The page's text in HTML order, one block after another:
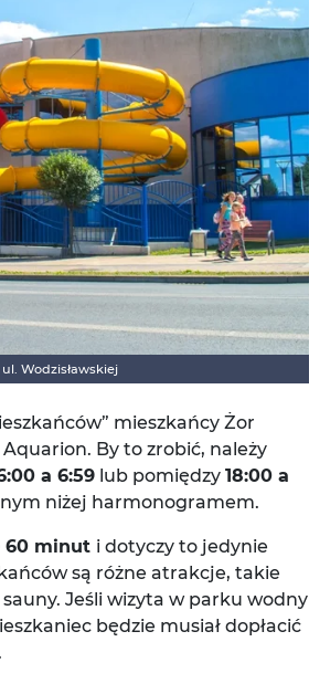
Wodzisławskiej
mieszkańcy Żor
By to zrobić, należy
a 6:59 lub pomiędzy 18:00 a
niżej harmonogramem.
60 minut i dotyczy to jedynie
są różne atrakcje, takie
Jeśli wizyta w parku wodny
będzie musiał dopłacić